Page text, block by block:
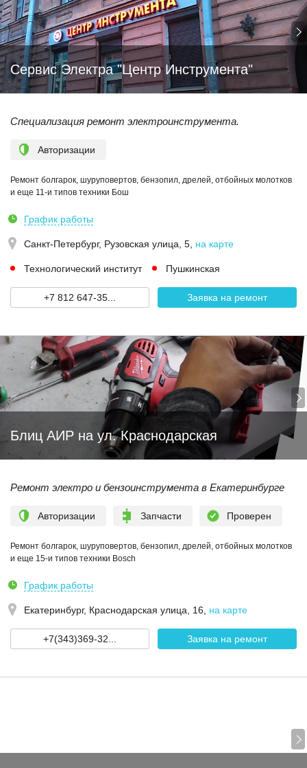
Сервис Электра "Центр Инструмента"
Специализация ремонт электроинструмента.
Авторизации
Ремонт болгарок, шуруповертов, бензопил, дрелей, отбойных молотков
и еще 11-и типов техники Бош
График работы
Санкт-Петербург, Рузовская улица, 5 на карте
Технологический институт Пушкинская
+7 812 647‑35... Заявка на ремонт
Блиц АИР на ул. Краснодарская
Ремонт электро и бензоинструмента в Екатеринбурге
Авторизации Запчасти Проверен
Ремонт болгарок, шуруповертов, бензопил, дрелей, отбойных молотков
и еще 15-и типов техники Bosch
График работы
Екатеринбург, Краснодарская улица, 16 на карте
+7(343)369-32... Заявка на ремонт